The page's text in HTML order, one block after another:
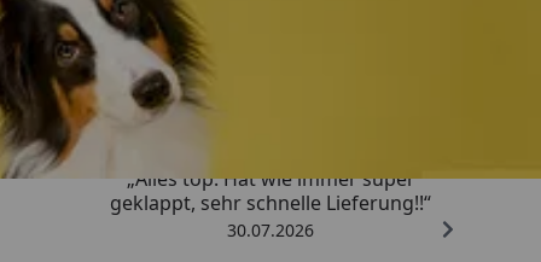
Trusted Shops
„Alles top. Hat wie immer super
geklappt, sehr schnelle Lieferung!!“
30.07.2026